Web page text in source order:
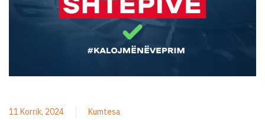
11 Korrik, 2024 Kumtesa